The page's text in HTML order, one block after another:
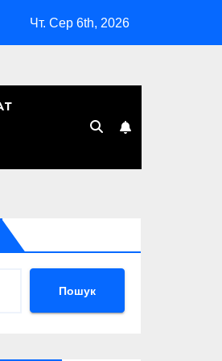
Відпустка за сімейними
Чт. Сер 6th, 2026
Пошук